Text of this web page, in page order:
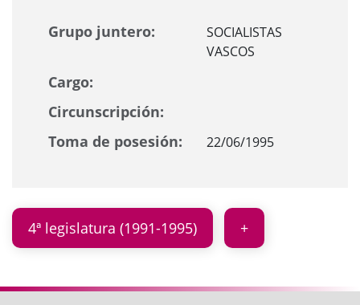
Grupo juntero:
SOCIALISTAS
VASCOS
Cargo:
Circunscripción:
Toma de posesión:
22/06/1995
4ª legislatura (1991-1995)